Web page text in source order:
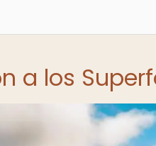
a los